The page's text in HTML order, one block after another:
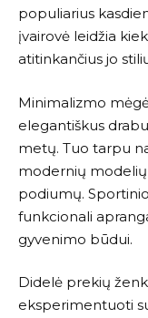
populiarius
įvairovė leidžia
atitinkančius jo
Minimalizmo
elegantiškus
metų. Tuo tarpu
modernių
podiumų.
funkcionali
gyvenimo būdui.
Didelė prekių
eksperimentuoti